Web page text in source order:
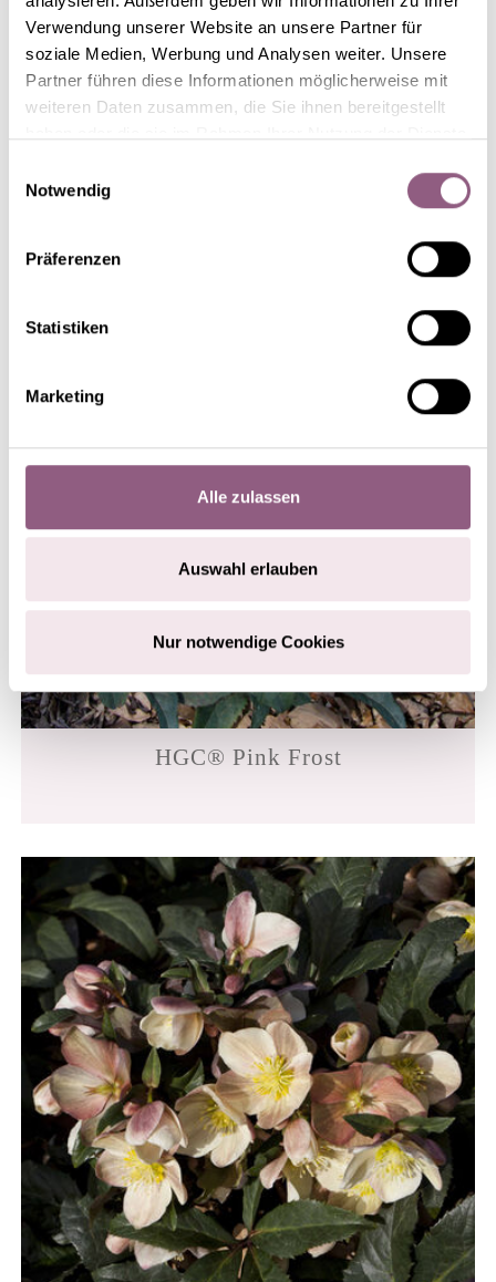
Verwendung unserer Website an unsere Partner für
soziale Medien, Werbung und Analysen weiter. Unsere
Partner führen diese Informationen möglicherweise mit
weiteren Daten zusammen, die Sie ihnen bereitgestellt
Notwendig
Präferenzen
Statistiken
Marketing
Alle zulassen
Auswahl erlauben
Nur notwendige Cookies
HGC® Pink Frost